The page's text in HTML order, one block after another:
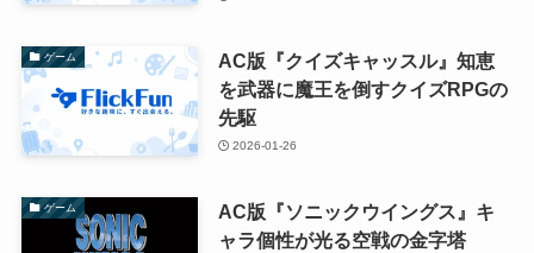
ゲーム
AC版『クイズキャッスル』知恵
を武器に魔王を倒すクイズRPGの
先駆
2026-01-26
ゲーム
AC版『ソニックウイングス』キ
ャラ個性が光る空戦の金字塔